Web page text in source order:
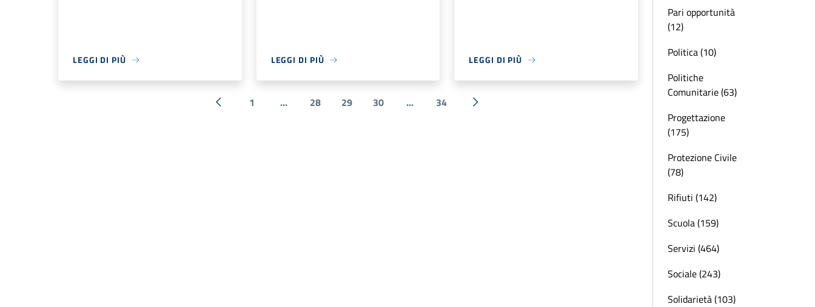
LEGGI DI PIÙ LEGGI DI PIÙ LEGGI DI PIÙ
« Precedente
1 ... 28 29 30 ... 34
Successiva »
Pari opportunità
(12)
Politica (10)
Politiche
Comunitarie (63)
Progettazione
(175)
Protezione Civile
(78)
Rifiuti (142)
Scuola (159)
Servizi (464)
Sociale (243)
Solidarietà (103)